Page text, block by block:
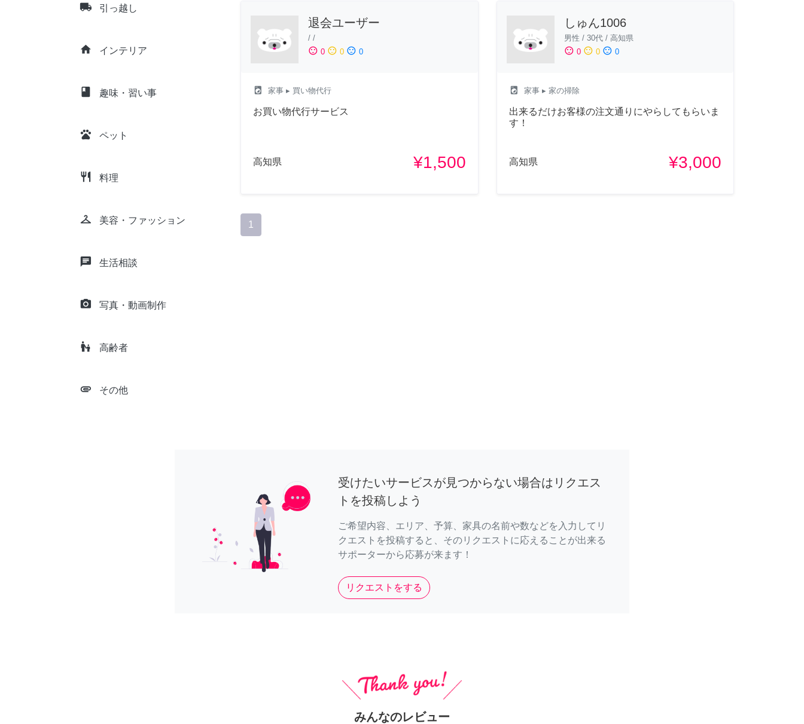
local_shipping 引っ越し
home インテリア
class 趣味・習い事
pets ペット
restaurant 料理
checkroom 美容・ファッション
chat 生活相談
camera_alt 写真・動画制作
escalator_warning 高齢者
attachment その他
退会ユーザー
/ /
sentiment_satisfied 0 sentiment_neutral 0 sentiment_dissatisfied 0
local_laundry_service 家事 ▸ 買い物代行
お買い物代行サービス
高知県 ¥1,500
しゅん1006
男性 / 30代/ 高知県
sentiment_satisfied 0 sentiment_neutral 0 sentiment_dissatisfied 0
local_laundry_service 家事▸ 家の掃除
出来るだけお客様の注文通りにやらしてもらいま
す！
高知県 ¥3,000
1
受けたいサービスが見つからない場合はリクエス
トを投稿しよう
ご希望内容、エリア、予算、家具の名前や数などを入力してリ
クエストを投稿すると、そのリクエストに応えることが出来る
サポーターから応募が来ます！
リクエストをする
みんなのレビュー